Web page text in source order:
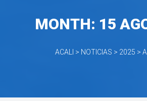
MONTH: 15
ACALI > NOTICIAS > 2025 >